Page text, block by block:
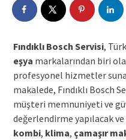
Fındıklı Bosch Servisi,
eşya markalarından biri
profesyonel hizmetler
makalede, Fındıklı Bosch
müşteri memnuniyeti ve
değerlendirme yapılacak
kombi, klima, çamaşır